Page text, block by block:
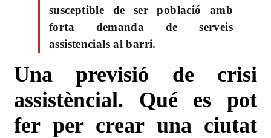
susceptible de ser població amb
forta demanda de serveis
assistencials al barri.
Una previsió de crisi
assistèncial. Qué es pot
fer per crear una ciutat